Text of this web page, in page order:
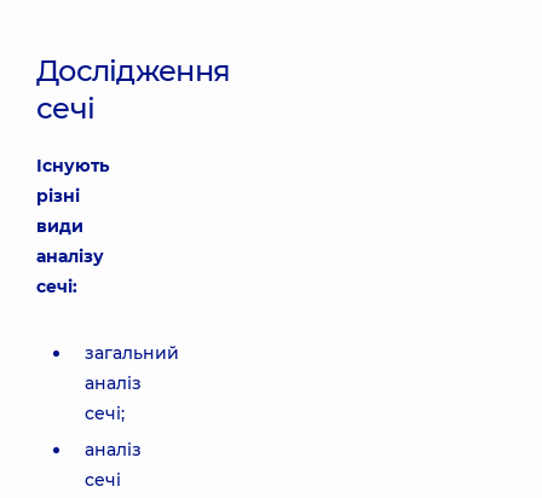
Дослідження
сечі
Існують
різні
види
аналізу
сечі:
загальний
аналіз
сечі;
аналіз
сечі